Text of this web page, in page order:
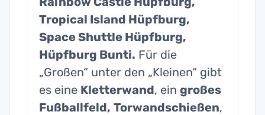
Tropical Island Hüpfburg,
Space Shuttle Hüpfburg,
Hüpfburg Bunti. Für die
„Großen“ unter den „Kleinen“ gibt
es eine Kletterwand, ein großes
Fußballfeld, Torwandschießen,